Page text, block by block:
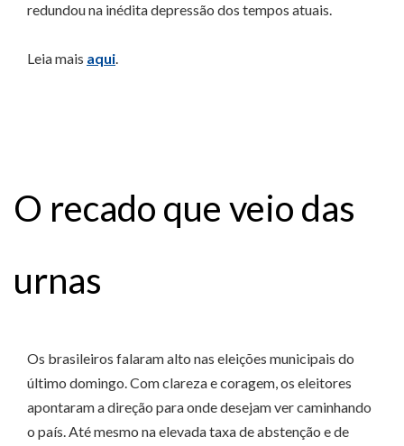
redundou na inédita depressão dos tempos atuais.
Leia mais aqui.
O recado que veio das
urnas
Os brasileiros falaram alto nas eleições municipais do
último domingo. Com clareza e coragem, os eleitores
apontaram a direção para onde desejam ver caminhando
o país. Até mesmo na elevada taxa de abstenção e de